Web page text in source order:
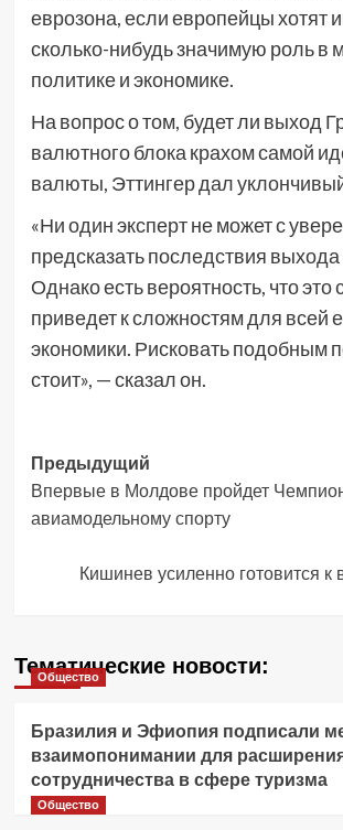
еврозона, если европейцы хотят
сколько-нибудь значимую роль в
политике и экономике.
На вопрос о том, будет ли выход
валютного блока крахом самой
валюты, Эттингер дал
«Ни один эксперт не может с
предсказать последствия
Однако есть вероятность, что это
приведет к сложностям для всей
экономики. Рисковать подобным
стоит», — сказал он.
Навигация
записи
Предыдущий
Впервые в Молдове пройдет
авиамодельному спорту
Кишинев усиленно готовится к
Тематические новости:
Общество
Бразилия и Эфиопия подписали
взаимопонимании для
сотрудничества в сфере туризма
Общество